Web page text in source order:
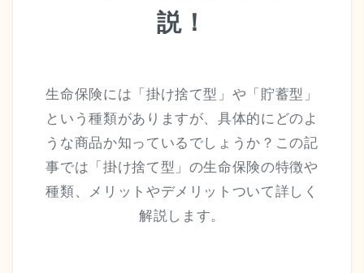
説！
生命保険には「掛け捨て型」や「貯蓄型」
という種類がありますが、具体的にどのよ
うな商品か知っているでしょうか？この記
事では「掛け捨て型」の生命保険の特徴や
種類、メリットやデメリットついて詳しく
解説します。